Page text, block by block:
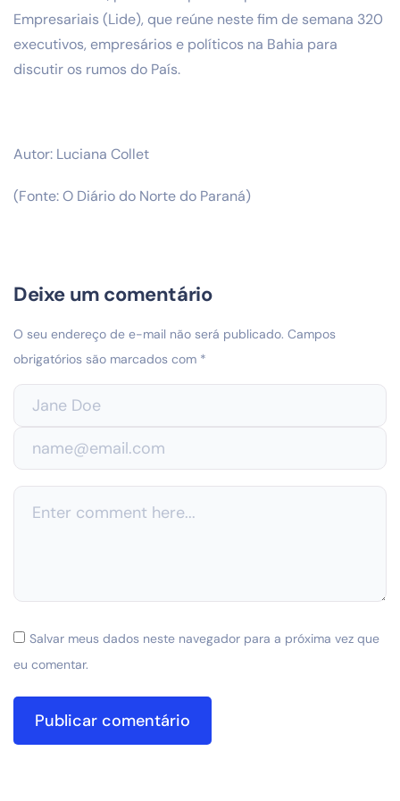
Empresariais (Lide), que reúne neste fim de semana 320
executivos, empresários e políticos na Bahia para
discutir os rumos do País.
Autor: Luciana Collet
(Fonte: O Diário do Norte do Paraná)
Deixe um comentário
O seu endereço de e-mail não será publicado. Campos
obrigatórios são marcados com *
Salvar meus dados neste navegador para a próxima vez que
eu comentar.